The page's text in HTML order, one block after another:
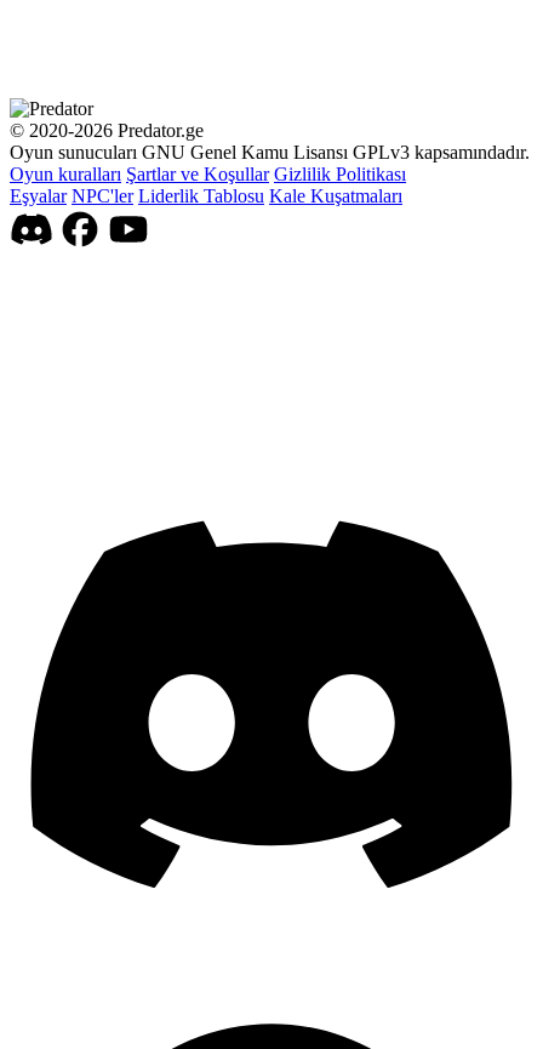
© 2020-2026 Predator.ge
Oyun sunucuları GNU Genel Kamu Lisansı GPLv3 kapsamındadır.
Oyun kuralları Şartlar ve Koşullar Gizlilik Politikası
Eşyalar NPC'ler Liderlik Tablosu Kale Kuşatmaları